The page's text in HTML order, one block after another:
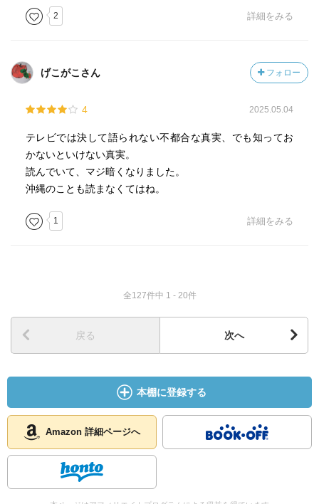
アメリカの思惑もロシアの思惑もわかるだけに、確かに解
決できるはずはないと納得してしまったよ・・・
とりあえず、国民が一人でも多くこの事実を知り関心を持
つことが大事だと思いました。
2 詳細をみる
げこがこさん フォロー
4 2025.05.04
テレビでは決して語られない不都合な真実、でも知ってお
かないといけない真実。
読んでいて、マジ暗くなりました。
沖縄のことも読まなくてはね。
1 詳細をみる
全127件中 1 - 20件
戻る 次へ
本棚に登録する
Amazon 詳細ページへ